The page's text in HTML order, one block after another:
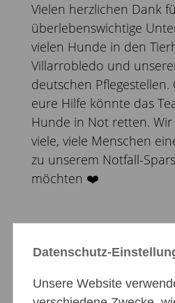
Vielen herzlichen Dank
überlebenswichtige
vielen Hunde in den
Villarrobledo und
deutschen
eure Hilfe könnte das
Hunde in Not retten.
viele, viele Menschen
zu unserem Notfall-
möchten ❤️
Datenschutz-
Unsere Website